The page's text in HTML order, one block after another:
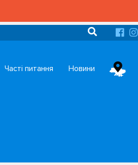
Часті питання Новини